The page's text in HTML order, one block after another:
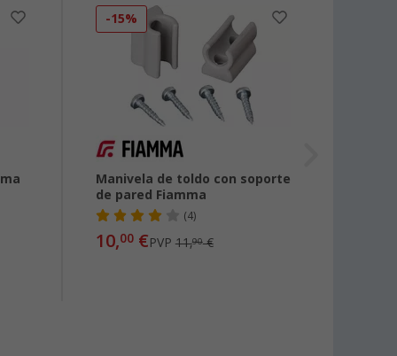
-15%
Manivela de toldo con soporte
de pared Fiamma
(4)
10,00€PVP 11,90€